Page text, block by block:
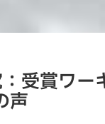
受賞ワー
声